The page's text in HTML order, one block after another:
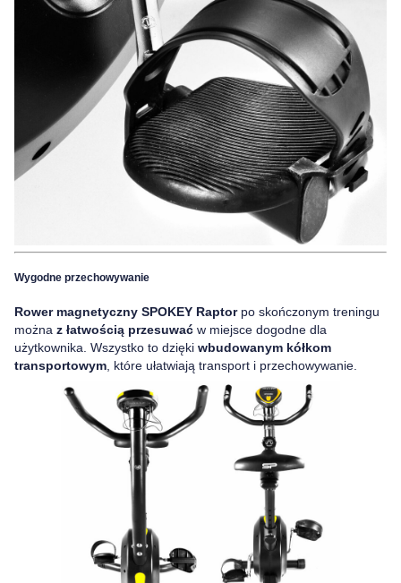
Wygodne przechowywanie
Rower magnetyczny SPOKEY Raptorpo skończonym treningu
można z łatwością przesuwać w miejsce dogodne dla
użytkownika. Wszystko to dzięki wbudowanym kółkom
transportowym , które ułatwiają transport i przechowywanie.